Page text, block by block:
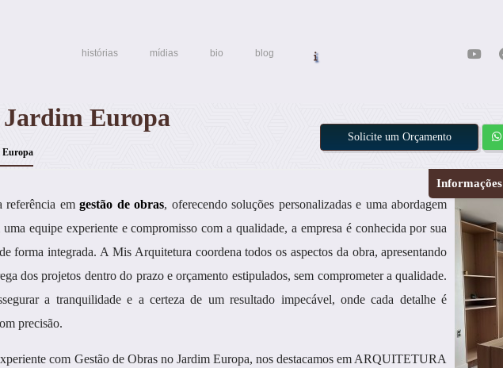
histórias mídias bio blog
Jardim Europa
Europa
Solicite um Orçamento
referência emgestão de obras, oferecendo soluções personalizadas e uma abordagem
equipe experiente e compromisso com a qualidade, a empresa é conhecida por sua
forma integrada. A Mis Arquitetura coordena todos os aspectos da obra, apresentando
dos projetos dentro do prazo e orçamento estipulados, sem comprometer a qualidade.
a tranquilidade e a certeza de um resultado impecável, onde cada detalhe é
precisão.
com Gestão de Obras no Jardim Europa, nos destacamos em ARQUITETURA
Informações